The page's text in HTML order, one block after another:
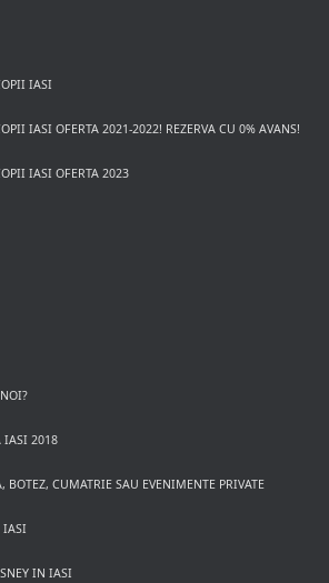
IASI
IASI OFERTA 2021-2022! REZERVA CU 0% AVANS!
IASI OFERTA 2023
IASI 2018
BOTEZ, CUMATRIE SAU EVENIMENTE PRIVATE
IASI
IN IASI